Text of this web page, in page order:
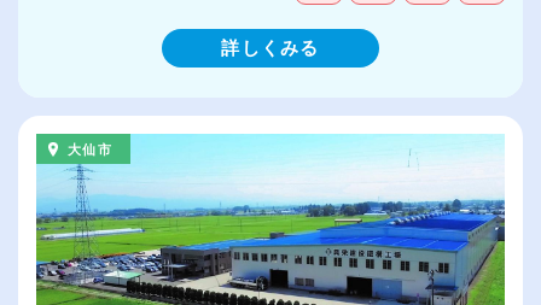
詳しくみる
大仙市